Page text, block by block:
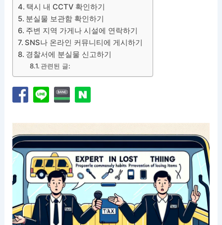
택시 내 CCTV 확인하기
분실물 보관함 확인하기
주변 지역 가게나 시설에 연락하기
SNS나 온라인 커뮤니티에 게시하기
경찰서에 분실물 신고하기
관련된 글: